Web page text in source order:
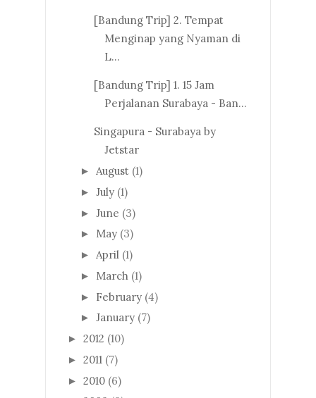
[Bandung Trip] 2. Tempat
Menginap yang Nyaman di
L...
[Bandung Trip] 1. 15 Jam
Perjalanan Surabaya - Ban...
Singapura - Surabaya by
Jetstar
► August (1)
► July (1)
► June (3)
► May (3)
► April (1)
► March (1)
► February (4)
► January (7)
► 2012 (10)
► 2011 (7)
► 2010 (6)